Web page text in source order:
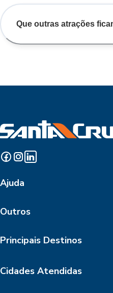
Que outras atrações
Ajuda
Outros
Principais Destinos
Cidades Atendidas